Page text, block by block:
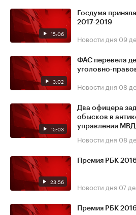
15:06
Госдума
2017-2019
Новости дня 09
3:02
ФАС перевела
уголовно-
Новости дня 08
15:03
Два офицера
обысков в
управлении МВД
Новости дня 08
23:56
Премия РБК
Новости дня 07
Премия РБК